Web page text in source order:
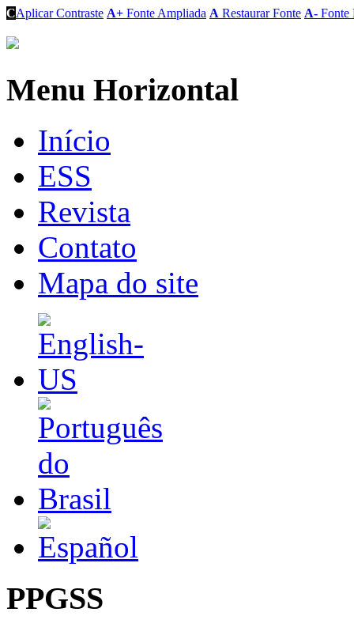
CAplicar Contraste A+ Fonte Ampliada A Restaurar Fonte A- Fonte
Menu Horizontal
Início
ESS
Revista
Contato
Mapa do site
PPGSS